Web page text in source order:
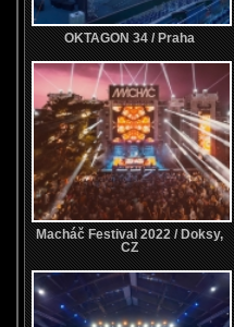
OKTAGON 34 / Praha
Macháč Festival 2022 / Doksy,
CZ